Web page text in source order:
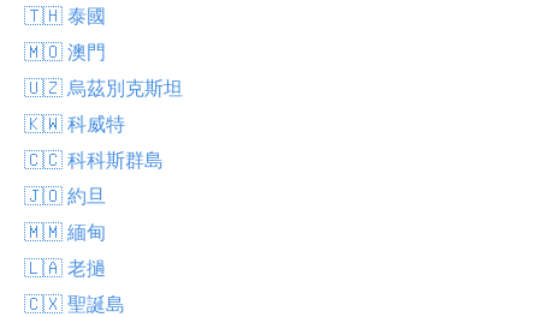
🇹🇭 泰國
🇲🇴 澳門
🇺🇿 烏茲別克斯坦
🇰🇼 科威特
🇨🇨 科科斯群島
🇯🇴 約旦
🇲🇲 緬甸
🇱🇦 老撾
🇨🇽 聖誕島